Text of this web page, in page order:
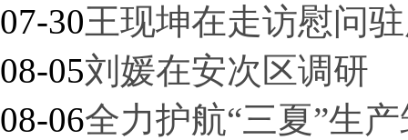
廊坊“净菜进京”：从田间到首都…
07-30王现坤在走访慰问
08-05刘媛在安次区调研
08-06全力护航“三夏”生